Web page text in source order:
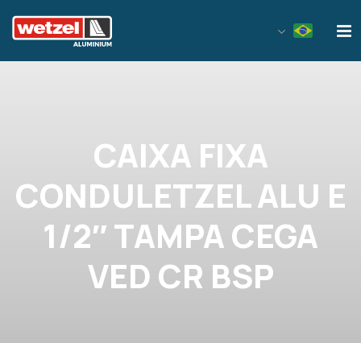
CAIXA FIXA
CONDULETZEL ALU E
1/2″ TAMPA CEGA
VED CR BSP